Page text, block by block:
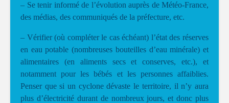
– Se tenir informé de l’évolution auprès de Météo-France,
des médias, des communiqués de la préfecture, etc.
– Vérifier (où compléter le cas échéant) l’état des réserves
en eau potable (nombreuses bouteilles d’eau minérale) et
alimentaires (en aliments secs et conserves, etc.), et
notamment pour les bébés et les personnes affaiblies.
Penser que si un cyclone dévaste le territoire, il n’y aura
plus d’électricité durant de nombreux jours, et donc plus